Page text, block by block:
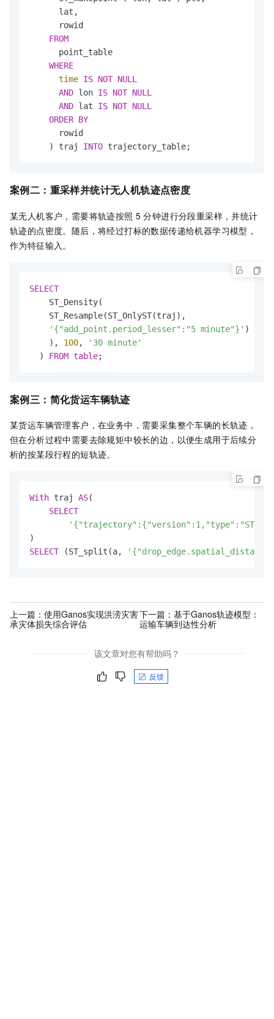
      lat,
      rowid
FROM
      point_table
WHERE
time IS NOT NULL
AND lon IS NOT NULL
AND lat IS NOT NULL
ORDER BY
      rowid
    ) traj
INTO trajectory_table;
案例二： 重采样并统计无人机轨迹点密度
某无人机客户，需要将轨迹按照 5 分钟进行分段重采样，并统计
轨迹的点密度。随后，将经过打标的数据传递给机器学习模型，
作为特征输入。
SELECT
    ST_Density(
    ST_Resample(ST_OnlyST(traj),
'{"add_point.period_lesser":"5 minute"}' )
    ),
100,
'30 minute'
  )
FROM table;
案例三：简化货运车辆轨迹
某货运车辆管理客户，在业务中，需要采集整个车辆的长轨迹，
但在分析过程中需要去除规矩中较长的边，以便生成用于后续分
析的按某段行程的短轨迹。
With traj AS(
SELECT
SELECT (ST_split(a,
上一篇： 使用Ganos实现洪涝灾害
承灾体损失综合评估
下一篇：基于Ganos轨迹模型：
运输车辆到达性分析
该文章对您有帮助吗？
反馈